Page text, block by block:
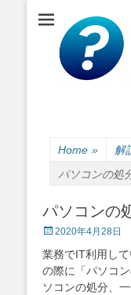
小さな会社・小
Home » 解
パソコンの処
パソコンの
Posted
2020年4月28日
業務でIT利用し
の際に「パソコ
ソコンの処分、